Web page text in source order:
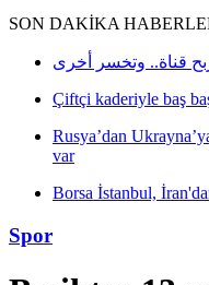
SON DAKİKA
قناة.. وتخسر أخرى
Çiftçi kaderiyle baş
Rusya’dan
var
Borsa İstanbul,
Spor